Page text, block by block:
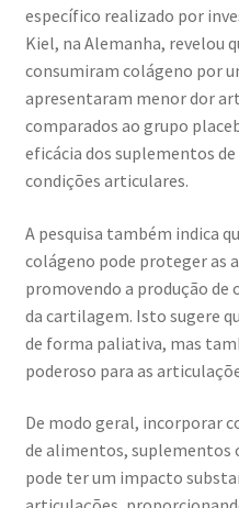
específico realizado por
Kiel, na Alemanha, revelou
consumiram colágeno por
apresentaram menor dor
comparados ao grupo
eficácia dos suplementos
condições articulares.
A pesquisa também indica
colágeno pode proteger as
promovendo a produção
da cartilagem. Isto sugere
de forma paliativa, mas
poderoso para as
De modo geral, incorporar
de alimentos, suplementos
pode ter um impacto